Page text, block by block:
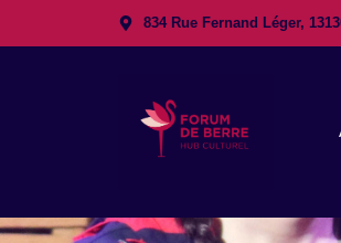
834 Rue Fernand Léger,